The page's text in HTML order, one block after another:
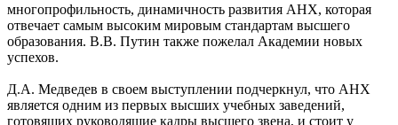
многопрофильность, динамичность развития АНХ, которая
отвечает самым высоким мировым стандартам высшего
образования. В.В. Путин также пожелал Академии новых
успехов.
Д.А. Медведев в своем выступлении подчеркнул, что АНХ
является одним из первых высших учебных заведений,
готовящих руководящие кадры высшего звена, и стоит у